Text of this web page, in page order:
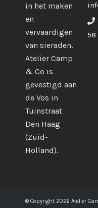
in het maken
en
vervaardigen
van sieraden.
Atelier Camp
& Co is
gevestigd aan
de Vos in
Tuinstraat
Den Haag
(Zuid-
Holland).
58
© Copyright 2026 Atelier